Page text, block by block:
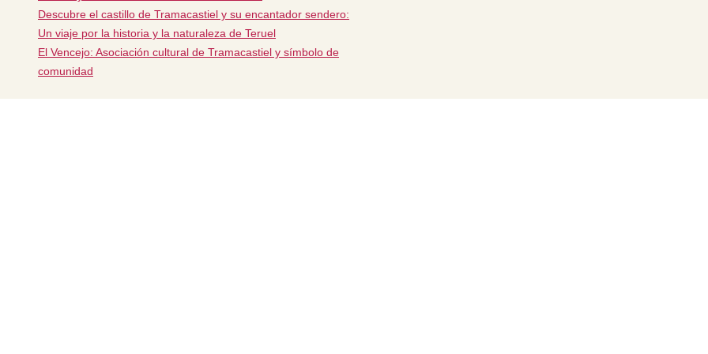
Descubre el castillo de Tramacastiel y su encantador sendero:
Un viaje por la historia y la naturaleza de Teruel
El Vencejo: Asociación cultural de Tramacastiel y símbolo de
comunidad